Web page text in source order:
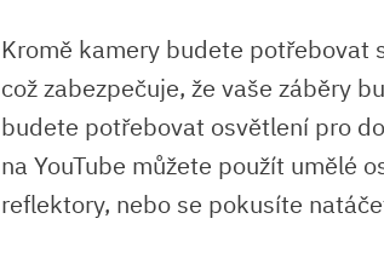
Kromě kamery budete potřebovat
což zabezpečuje, že vaše záběry
budete potřebovat osvětlení pro
na YouTube můžete použít umělé
reflektory, nebo se pokusíte